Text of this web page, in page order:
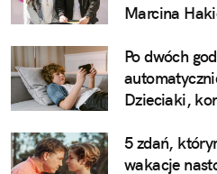
Marcina
Po dwóch
Dzieciaki,
5 zdań,
wakacje